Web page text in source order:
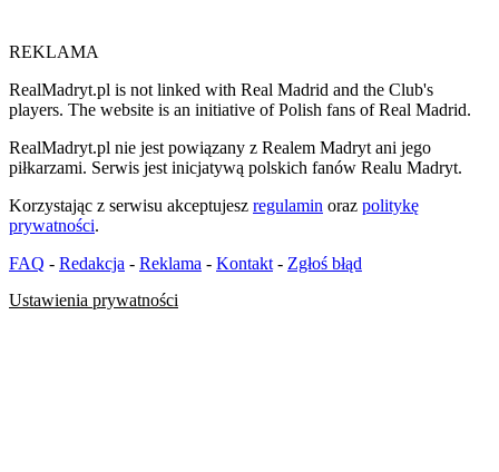
REKLAMA
RealMadryt.pl is not linked with Real Madrid and the Club's
players. The website is an initiative of Polish fans of Real Madrid.
RealMadryt.pl nie jest powiązany z Realem Madryt ani jego
piłkarzami. Serwis jest inicjatywą polskich fanów Realu Madryt.
Korzystając z serwisu akceptujesz regulamin oraz politykę
prywatności.
FAQ - Redakcja - Reklama - Kontakt - Zgłoś błąd
Ustawienia prywatności